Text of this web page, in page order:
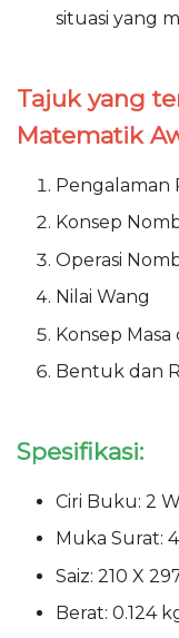
situasi yang
Tajuk yang
Matematik
Pengalaman
Konsep
Operasi
Nilai Wang
Konsep
Bentuk dan
Spesifikasi:
Ciri Buku: 2
Muka Surat:
Saiz: 210 X
Berat: 0.124